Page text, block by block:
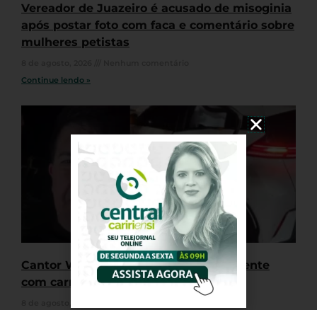
Vereador de Juazeiro é acusado de misoginia
após postar foto com faca e comentário sobre
mulheres petistas
Continue lendo »
Cantor Waldonys se envolve em acidente
com carro em Fortaleza